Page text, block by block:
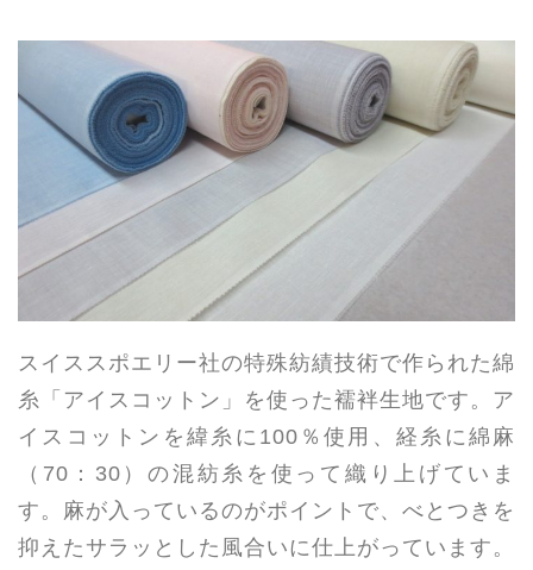
スイススポエリー社の特殊紡績技術で作られた綿
糸「アイスコットン」を使った襦袢生地です。ア
イスコットンを緯糸に100％使用、経糸に綿麻
（70：30）の混紡糸を使って織り上げていま
す。麻が入っているのがポイントで、べとつきを
抑えたサラッとした風合いに仕上がっています。